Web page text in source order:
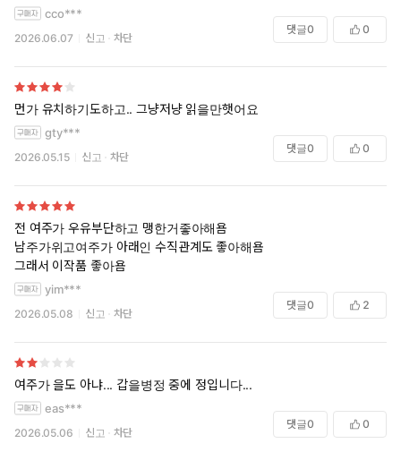
cco***
2026.06.07 신고 차단
댓글0 0
먼가 유치하기도하고.. 그냥저냥 읽을만햇어요
gty***
2026.05.15 신고 차단
댓글0 0
전 여주가 우유부단하고 맹한거좋아해욤
남주가위고여주가 아래인 수직관계도 좋아해욤
그래서 이작품 좋아욤
yim***
2026.05.08 신고 차단
댓글0 2
여주가 을도 아냐... 갑을병정 중에 정입니다...
eas***
2026.05.06 신고 차단
댓글0 0